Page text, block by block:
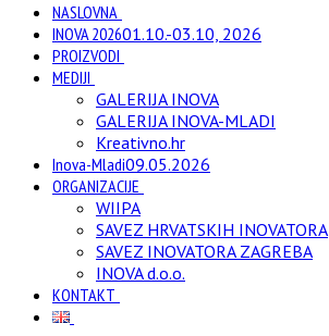
NASLOVNA
INOVA 202601.10.-03.10, 2026
PROIZVODI
MEDIJI
GALERIJA INOVA
GALERIJA INOVA-MLADI
Kreativno.hr
Inova-Mladi09.05.2026
ORGANIZACIJE
WIIPA
SAVEZ HRVATSKIH INOVATORA
SAVEZ INOVATORA ZAGREBA
INOVA d.o.o.
KONTAKT